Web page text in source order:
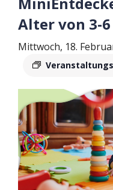
Alter von 3-
Mittwoch, 18.